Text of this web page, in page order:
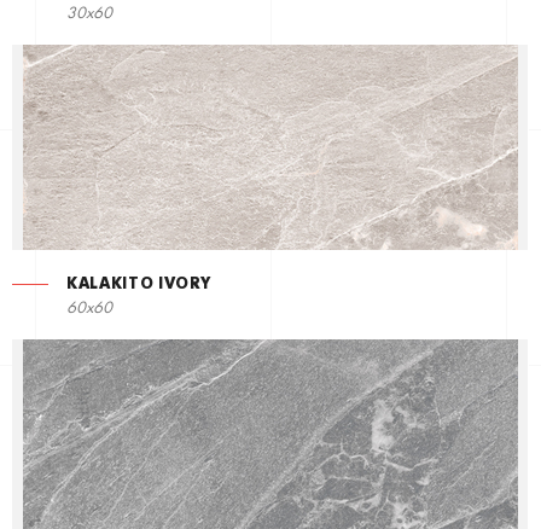
30x60
KALAKITO IVORY
60x60